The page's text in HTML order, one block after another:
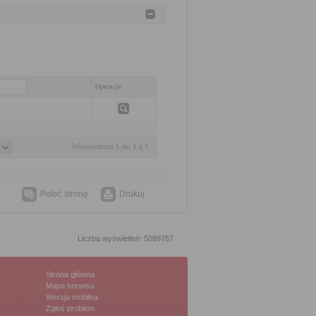
Operacja
Wyświetlono 1 do 1 z 1
Poleć stronę Drukuj
Liczba wyświetleń: 5089767
Strona główna
Mapa serwisu
Wersja mobilna
Zgłoś problem